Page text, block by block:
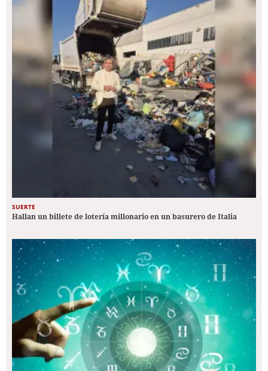
SUERTE
Hallan un billete de lotería millonario en un basurero de Italia